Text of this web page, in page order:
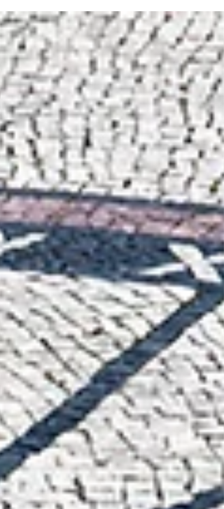
по KWG – проверка BaFin и ЕЦБ, включая
стратегические аспекты.